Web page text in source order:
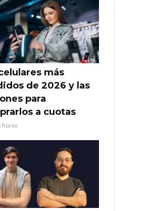
más
de 2026 y las
para
a cuotas
horas